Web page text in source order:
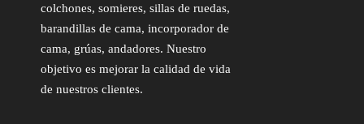
colchones, somieres, sillas de ruedas,
barandillas de cama, incorporador de
cama, grúas, andadores. Nuestro
objetivo es mejorar la calidad de vida
de nuestros clientes.